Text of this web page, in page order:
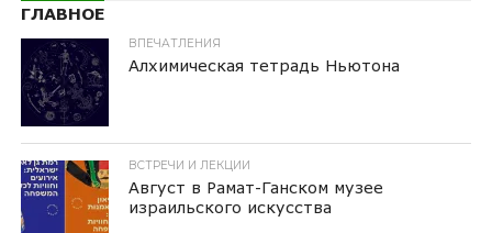
ГЛАВНОЕ
ВПЕЧАТЛЕНИЯ
Алхимическая тетрадь Ньютона
ВСТРЕЧИ И ЛЕКЦИИ
Август в Рамат-Ганском музее
израильского искусства